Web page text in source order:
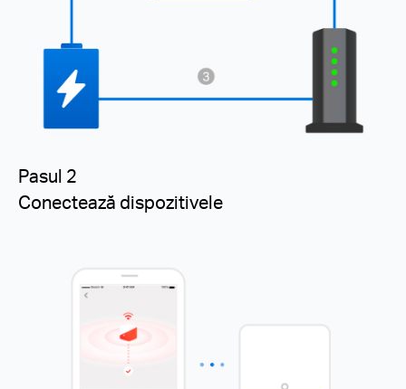
Pasul 2
Conectează dispozitivele